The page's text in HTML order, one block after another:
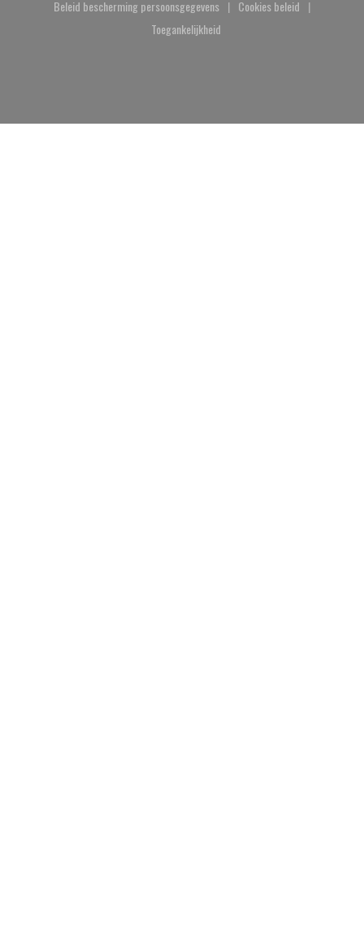
Beleid bescherming persoonsgegevens
((opent in een nieuw venster))
Cookies beleid
((opent in een
Toegankelijkheid
((opent in een nieuw venster))